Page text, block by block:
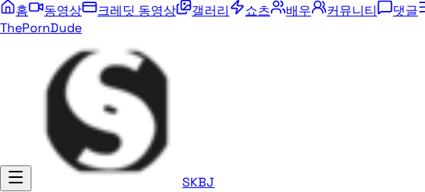
홈
동영상 크레딧 동영상 갤러리 쇼츠 배우 커뮤니티 댓글
ThePornDude
SKBJ